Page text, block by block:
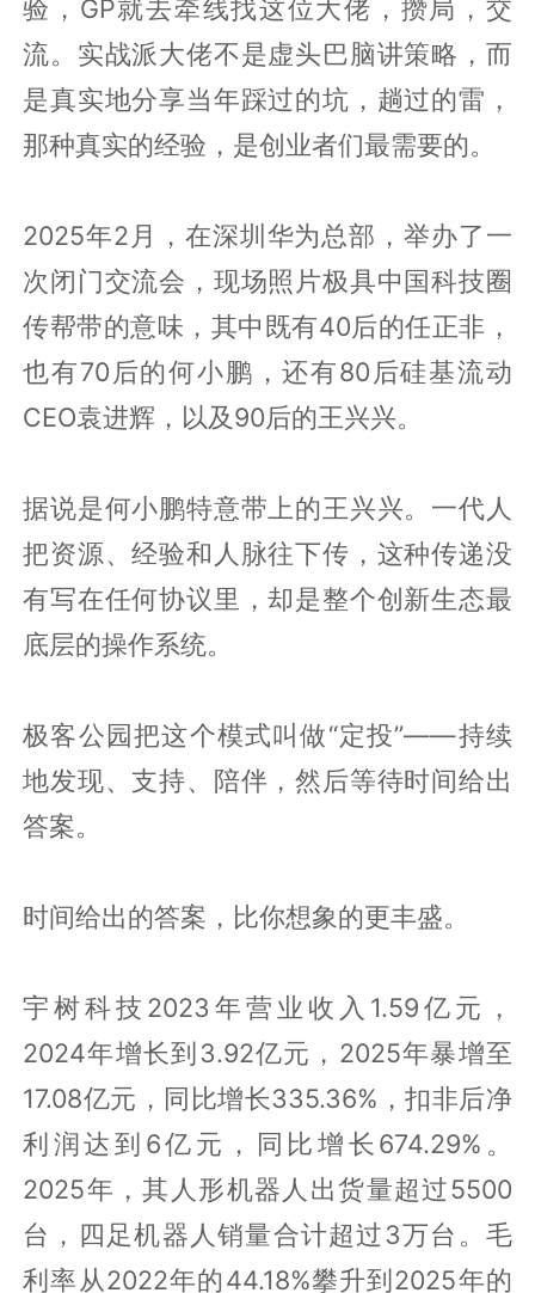
验，GP就去牵线找这位大佬，攒局，交
流。实战派大佬不是虚头巴脑讲策略，而
是真实地分享当年踩过的坑，趟过的雷，
那种真实的经验，是创业者们最需要的。
2025年2月，在深圳华为总部，举办了一
次闭门交流会，现场照片极具中国科技圈
传帮带的意味，其中既有40后的任正非，
也有70后的何小鹏，还有80后硅基流动
CEO袁进辉，以及90后的王兴兴。
据说是何小鹏特意带上的王兴兴。一代人
把资源、经验和人脉往下传，这种传递没
有写在任何协议里，却是整个创新生态最
底层的操作系统。
极客公园把这个模式叫做“定投”——持续
地发现、支持、陪伴，然后等待时间给出
答案。
时间给出的答案，比你想象的更丰盛。
宇树科技2023年营业收入1.59亿元，
2024年增长到3.92亿元，2025年暴增至
17.08亿元，同比增长335.36%，扣非后净
利润达到6亿元，同比增长674.29%。
2025年，其人形机器人出货量超过5500
台，四足机器人销量合计超过3万台。毛
利率从2022年的44.18%攀升到2025年的